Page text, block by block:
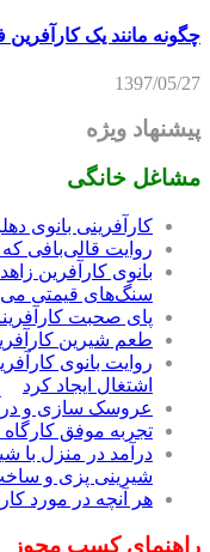
چگونه مانند یک کارآفرین
1397/05/27
پیشنهاد ویژه
مشاغل خانگی
کارآفرینی بانوی
روایت قالی‌بافی
بانوی کارآفرین
سنگ‌های قیمتی
پای صحبت
طعم شیرین
اشتغال ایجاد کرد
عروسک سازی و
تجربه موفق
درآمد در منزل با
شیرینی پزی و
هر آنچه در مورد
راهنمای کسب مجوز